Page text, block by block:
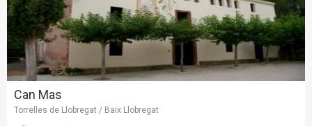
Can Mas
Torrelles de Llobregat / Baix Llobregat